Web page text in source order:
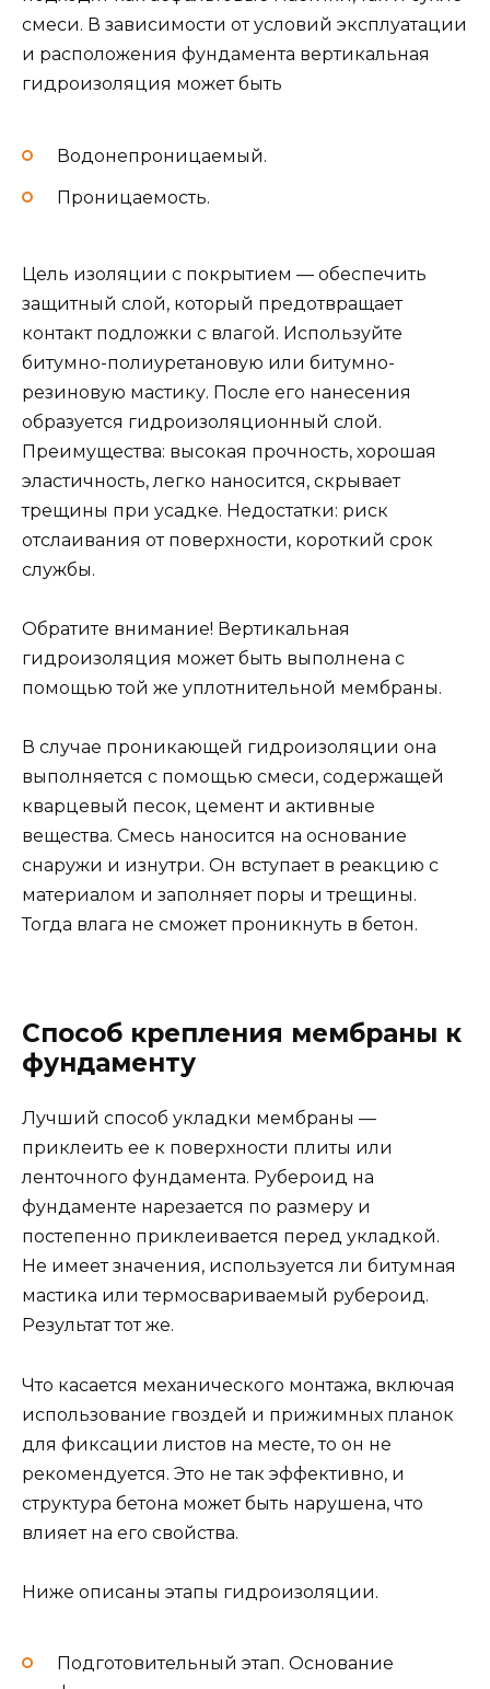
смеси. В зависимости от условий эксплуатации
и расположения фундамента вертикальная
гидроизоляция может быть
Водонепроницаемый.
Проницаемость.
Цель изоляции с покрытием — обеспечить
защитный слой, который предотвращает
контакт подложки с влагой. Используйте
битумно-полиуретановую или битумно-
резиновую мастику. После его нанесения
образуется гидроизоляционный слой.
Преимущества: высокая прочность, хорошая
эластичность, легко наносится, скрывает
трещины при усадке. Недостатки: риск
отслаивания от поверхности, короткий срок
службы.
Обратите внимание! Вертикальная
гидроизоляция может быть выполнена с
помощью той же уплотнительной мембраны.
В случае проникающей гидроизоляции она
выполняется с помощью смеси, содержащей
кварцевый песок, цемент и активные
вещества. Смесь наносится на основание
снаружи и изнутри. Он вступает в реакцию с
материалом и заполняет поры и трещины.
Тогда влага не сможет проникнуть в бетон.
Способ крепления мембраны к
фундаменту
Лучший способ укладки мембраны —
приклеить ее к поверхности плиты или
ленточного фундамента. Рубероид на
фундаменте нарезается по размеру и
постепенно приклеивается перед укладкой.
Не имеет значения, используется ли битумная
мастика или термосвариваемый рубероид.
Результат тот же.
Что касается механического монтажа, включая
использование гвоздей и прижимных планок
для фиксации листов на месте, то он не
рекомендуется. Это не так эффективно, и
структура бетона может быть нарушена, что
влияет на его свойства.
Ниже описаны этапы гидроизоляции.
Подготовительный этап. Основание